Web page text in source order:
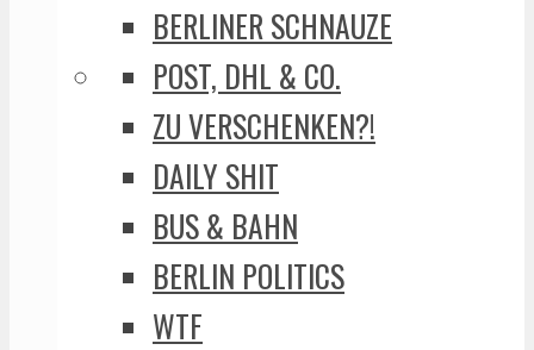
BERLINER SCHNAUZE
POST, DHL & CO.
ZU VERSCHENKEN?!
DAILY SHIT
BUS & BAHN
BERLIN POLITICS
WTF